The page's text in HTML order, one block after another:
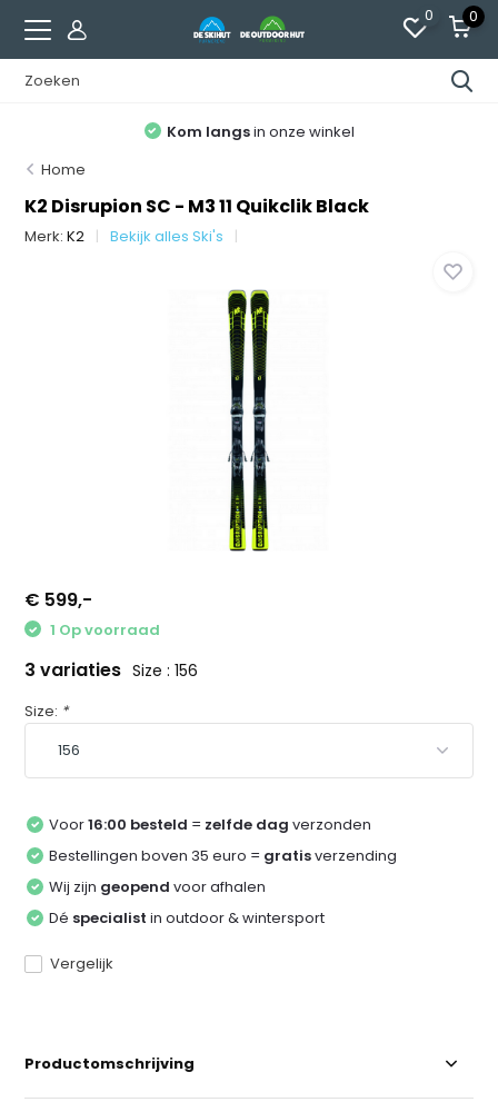
0 0
Kom langsin onze winkel
Home
K2 Disrupion SC - M3 11 Quikclik Black
Merk:K2 Bekijk alles Ski's
€ 599,-
1 Op voorraad
3 variaties Size : 156
Size: *
Voor16:00 besteld = zelfde dag verzonden
Bestellingen boven 35 euro = gratisverzending
Wij zijn geopend voor afhalen
Dé specialist in outdoor & wintersport
Vergelijk
Productomschrijving